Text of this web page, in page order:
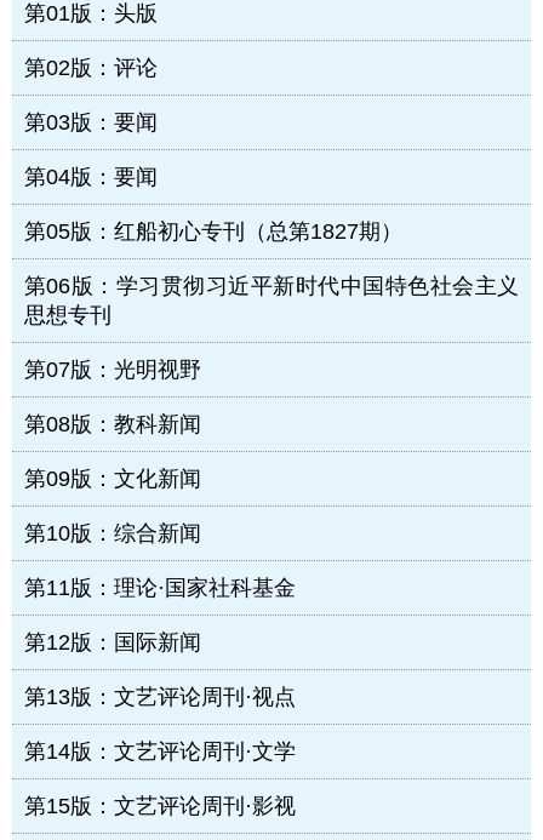
第01版：头版
第02版：评论
第03版：要闻
第04版：要闻
第05版：红船初心专刊（总第1827期）
第06版：学习贯彻习近平新时代中国特色社会主义
思想专刊
第07版：光明视野
第08版：教科新闻
第09版：文化新闻
第10版：综合新闻
第11版：理论·国家社科基金
第12版：国际新闻
第13版：文艺评论周刊·视点
第14版：文艺评论周刊·文学
第15版：文艺评论周刊·影视